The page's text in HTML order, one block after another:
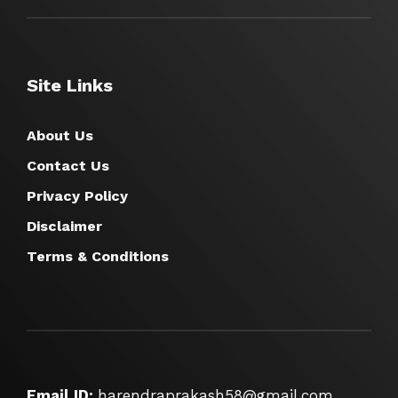
Site Links
About Us
Contact Us
Privacy Policy
Disclaimer
Terms & Conditions